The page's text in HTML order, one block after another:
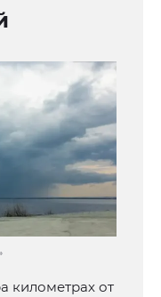
километрах от